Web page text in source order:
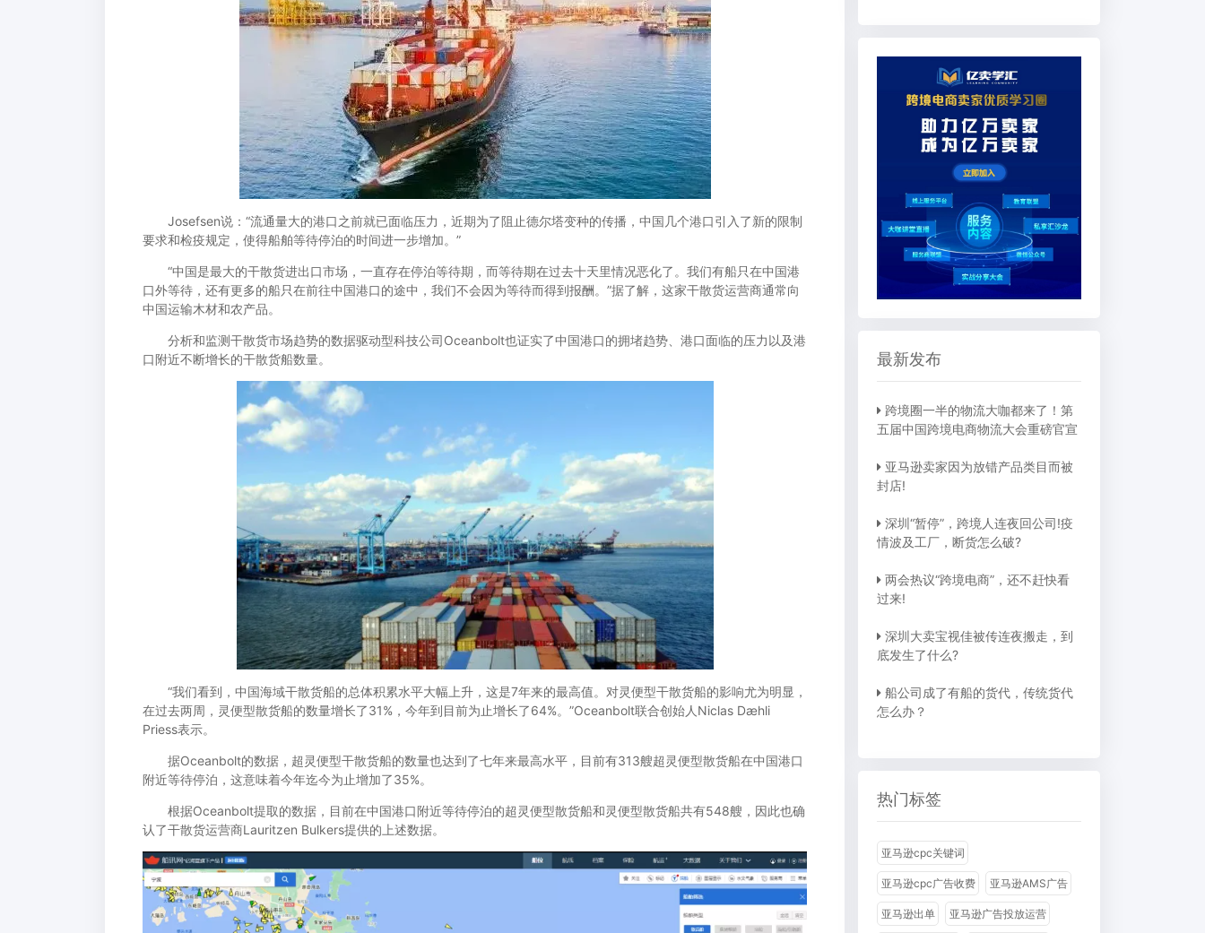
Josefsen说：“流通量大的港口之前就已面临压力，近期为了阻止德尔塔变种的传播，中国几个港口引入了新的限制
要求和检疫规定，使得船舶等待停泊的时间进一步增加。”
“中国是最大的干散货进出口市场，一直存在停泊等待期，而等待期在过去十天里情况恶化了。我们有船只在中国港
口外等待，还有更多的船只在前往中国港口的途中，我们不会因为等待而得到报酬。”据了解，这家干散货运营商通常向
中国运输木材和农产品。
分析和监测干散货市场趋势的数据驱动型科技公司Oceanbolt也证实了中国港口的拥堵趋势、港口面临的压力以及港
口附近不断增长的干散货船数量。
“我们看到，中国海域干散货船的总体积累水平大幅上升，这是7年来的最高值。对灵便型干散货船的影响尤为明显，
在过去两周，灵便型散货船的数量增长了31%，今年到目前为止增长了64%。”Oceanbolt联合创始人Niclas Dæhli
Priess表示。
据Oceanbolt的数据，超灵便型干散货船的数量也达到了七年来最高水平，目前有313艘超灵便型散货船在中国港口
附近等待停泊，这意味着今年迄今为止增加了35%。
根据Oceanbolt提取的数据，目前在中国港口附近等待停泊的超灵便型散货船和灵便型散货船共有548艘，因此也确
认了干散货运营商Lauritzen Bulkers提供的上述数据。
最新发布
跨境圈一半的物流大咖都来了！第
五届中国跨境电商物流大会重磅官宣
亚马逊卖家因为放错产品类目而被
封店!
深圳“暂停”，跨境人连夜回公司!疫
情波及工厂，断货怎么破?
两会热议“跨境电商”，还不赶快看
过来!
深圳大卖宝视佳被传连夜搬走，到
底发生了什么?
船公司成了有船的货代，传统货代
怎么办？
热门标签
亚马逊cpc关键词
亚马逊cpc广告收费 亚马逊AMS广告
亚马逊出单 亚马逊广告投放运营